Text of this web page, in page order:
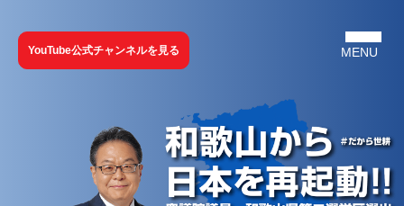
YouTube公式チャンネルを見る